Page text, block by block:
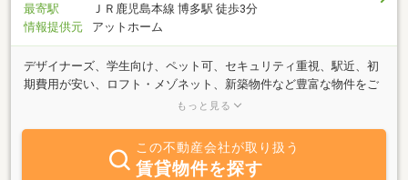
最寄駅
ＪＲ鹿児島本線 博多駅 徒歩3分
情報提供元
アットホーム
デザイナーズ、学生向け、ペット可、セキュリティ重視、駅近、初
期費用が安い、ロフト・メゾネット、新築物件など豊富な物件をご
用意しています。福岡の賃貸マンション、賃貸アパート、賃貸管理
もっと見る
この不動産会社が取り扱う
賃貸物件を探す